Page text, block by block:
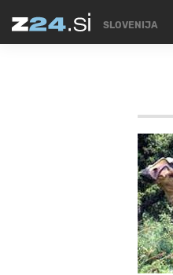
SLOVENIJA